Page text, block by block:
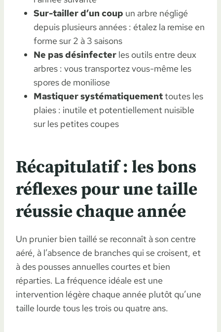
Sur-tailler d’un coup un arbre négligé
depuis plusieurs années : étalez la remise en
forme sur 2 à 3 saisons
Ne pas désinfecter les outils entre deux
arbres : vous transportez vous-même les
spores de moniliose
Mastiquer systématiquementtoutes les
plaies : inutile et potentiellement nuisible
sur les petites coupes
Récapitulatif : les bons
réflexes pour une taille
réussie chaque année
Un prunier bien taillé se reconnaît à son centre
aéré, à l’absence de branches qui se croisent, et
à des pousses annuelles courtes et bien
réparties. La fréquence idéale est une
intervention légère chaque année plutôt qu’une
taille lourde tous les trois ou quatre ans.